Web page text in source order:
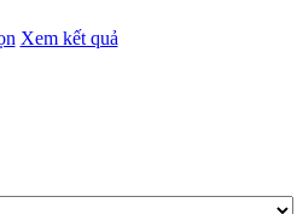
Xem kết quả